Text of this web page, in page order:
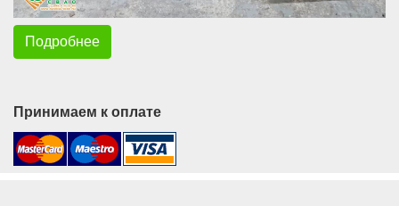
Подробнее
Принимаем к оплате